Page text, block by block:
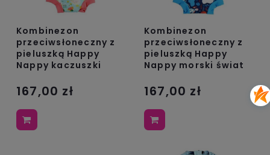
Kombinezon
przeciwsłoneczny z
pieluszką Happy
Nappy kaczuszki
167,00 zł
Kombinezon
przeciwsłoneczny z
pieluszką Happy
Nappy morski świat
167,00 zł